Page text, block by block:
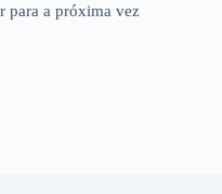
para a próxima vez